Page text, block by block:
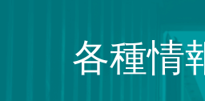
各種情